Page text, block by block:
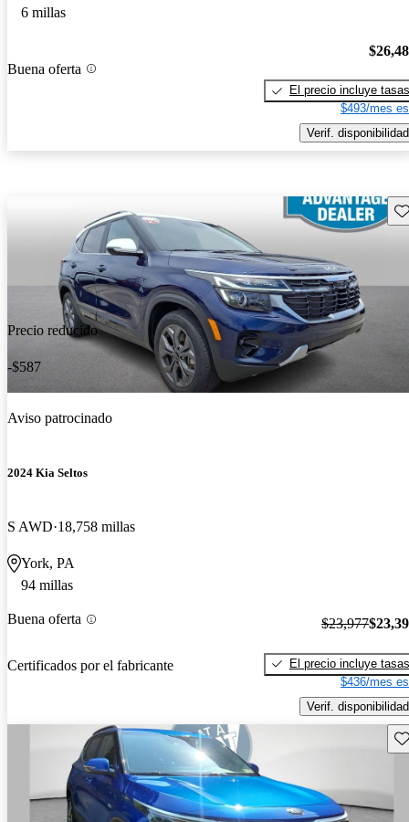
6 millas
Buena oferta
El precio incluye tasas
$493/mes
Verif. disponibilidad
Precio reducido
-$587
Aviso patrocinado
2024 Kia Seltos
S AWD 18,758 millas
York, PA
94 millas
Buena oferta
Certificados por el fabricante
$23,977
El precio incluye tasas
$436/mes
Verif. disponibilidad